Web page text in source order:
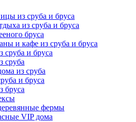
из сруба и бруса
из сруба и бруса
бруса
и кафе из сруба и бруса
сруба и бруса
сруба
из сруба
и бруса
бруса
фермы
VIP дома